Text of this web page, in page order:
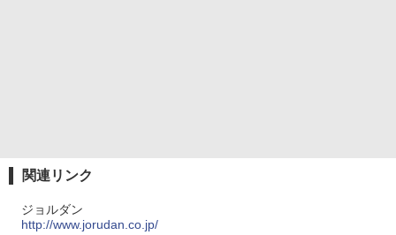
関連リンク
ジョルダン
http://www.jorudan.co.jp/